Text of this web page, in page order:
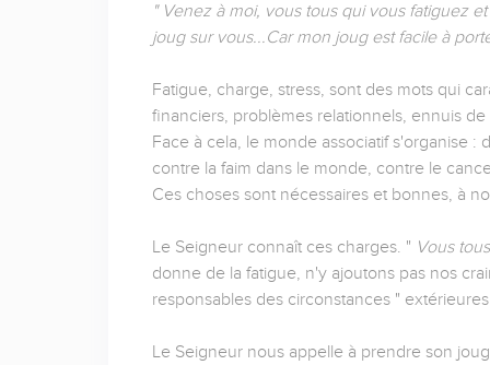
" Venez à moi, vous tous qui vous fatiguez
joug sur vous...Car mon joug est facile à
Fatigue, charge, stress, sont des mots qui
financiers, problèmes relationnels, ennuis
Face à cela, le monde associatif s'organise
contre la faim dans le monde, contre le
Ces choses sont nécessaires et bonnes, à
Le Seigneur connaît ces charges. " Vous
donne de la fatigue, n'y ajoutons pas nos
responsables des circonstances "
Le Seigneur nous appelle à prendre son